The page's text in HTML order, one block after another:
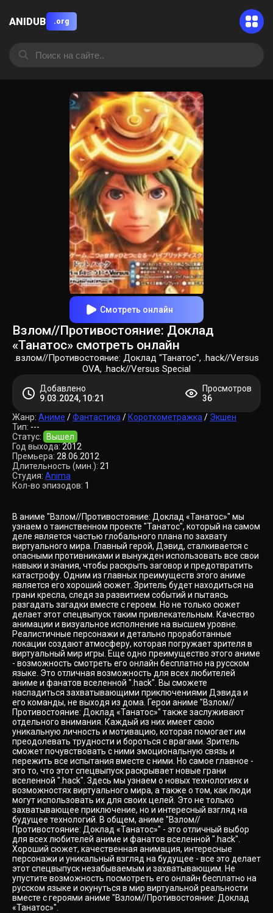
ANIDUB .org
Смотреть онлайн
Взлом//Противостояние: Доклад
«Танатос» смотреть онлайн
.взлом//Противостояние: Доклад "Танатос", .hack//Versus
OVA, .hack//Versus Special
Добавлено
9.03.2024, 10:21
Просмотров
36
Жанр: Аниме /Фантастика / Короткометражка / Экшен
Тип: ---
Статус:
Вышел
Год выхода: 2012
Премьера: 28.06.2012
Длительность (мин.): 21
Студия: Anima
Кол-во эпизодов: 1
В аниме "Взлом//Противостояние: Доклад «Танатос»" мы
узнаем о таинственном проекте "Танатос", который на самом
деле является частью глобального плана по захвату
виртуального мира. Главный герой, Дэвид, сталкивается с
опасными противниками и вынужден использовать все свои
навыки и знания, чтобы раскрыть заговор и предотвратить
катастрофу. Одним из главных преимуществ этого аниме
является его хороший сюжет. Зритель будет находиться на
грани кресла, следя за развитием событий и пытаясь
разгадать загадки вместе с героем. Но не только сюжет
делает этот спецвыпуск таким привлекательным. Качество
анимации и визуальное исполнение на высшем уровне.
Реалистичные персонажи и детально проработанные
локации создают атмосферу, которая погружает зрителя в
виртуальный мир игры. Еще одно преимущество этого аниме
- возможность смотреть его онлайн бесплатно на русском
языке. Это отличная возможность для всех любителей
аниме и фанатов вселенной ".hack". Вы сможете
насладиться захватывающими приключениями Дэвида и
его команды, не выходя из дома. Герои аниме "Взлом//
Противостояние: Доклад «Танатос»" также заслуживают
отдельного внимания. Каждый из них имеет свою
уникальную личность и мотивацию, которая помогает им
преодолевать трудности и бороться с врагами. Зритель
сможет почувствовать с ними эмоциональную связь и
пережить все испытания вместе с ними. Но самое главное -
это то, что этот спецвыпуск раскрывает новые грани
вселенной ".hack". Здесь мы узнаем о новых технологиях и
возможностях виртуального мира, а также о том, как люди
могут использовать их для своих целей. Это не только
захватывающее приключение, но и интересный взгляд на
будущее технологий. В общем, аниме "Взлом//
Противостояние: Доклад «Танатос»" - это отличный выбор
для всех любителей аниме и фанатов вселенной ".hack".
Хороший сюжет, качественная анимация, интересные
персонажи и уникальный взгляд на будущее - все это делает
этот спецвыпуск незабываемым и захватывающим. Не
упустите возможность посмотреть его онлайн бесплатно на
русском языке и окунуться в мир виртуальной реальности
вместе с героями аниме "Взлом//Противостояние: Доклад
«Танатос»".